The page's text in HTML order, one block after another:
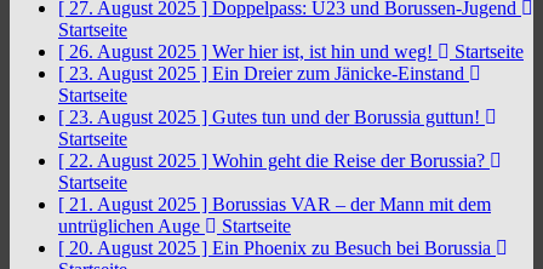
[ 27. August 2025 ] Doppelpass: U23 und Borussen-Jugend
Startseite
[ 26. August 2025 ] Wer hier ist, ist hin und weg!
Startseite
[ 23. August 2025 ] Ein Dreier zum Jänicke-Einstand
Startseite
[ 23. August 2025 ] Gutes tun und der Borussia guttun!
Startseite
[ 22. August 2025 ] Wohin geht die Reise der Borussia?
Startseite
[ 21. August 2025 ] Borussias VAR – der Mann mit dem
untrüglichen Auge
Startseite
[ 20. August 2025 ] Ein Phoenix zu Besuch bei Borussia